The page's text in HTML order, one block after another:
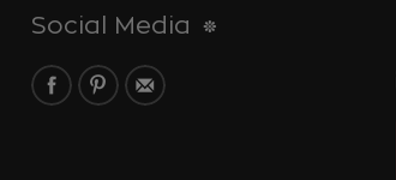
Social Media